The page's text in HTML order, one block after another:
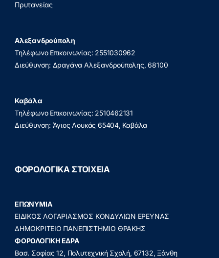
Πρυτανείας
Αλεξανδρούπολη
Τηλέφωνο Επικοινωνίας: 2551030962
Διεύθυνση: Δραγάνα Αλεξανδρούπολης, 68100
Καβάλα
Τηλέφωνο Επικοινωνίας: 2510462131
Διεύθυνση: Άγιος Λουκάς 65404, Καβάλα
ΦΟΡΟΛΟΓΙΚΑ ΣΤΟΙΧΕΙΑ
ΕΠΩΝΥΜΙΑ
ΕΙΔΙΚΟΣ ΛΟΓΑΡΙΑΣΜΟΣ ΚΟΝΔΥΛΙΩΝ ΕΡΕΥΝΑΣ
ΔΗΜΟΚΡΙΤΕΙΟ ΠΑΝΕΠΙΣΤΗΜΙΟ ΘΡΑΚΗΣ
ΦΟΡΟΛΟΓΙΚΗ ΕΔΡΑ
Βασ. Σοφίας 12, Πολυτεχνική Σχολή, 67132, Ξάνθη